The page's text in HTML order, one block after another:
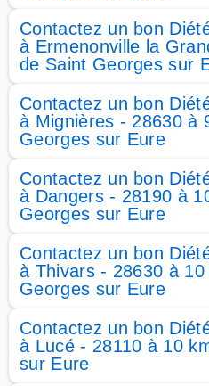
Contactez un bon
à Ermenonville la
de Saint Georges sur
Contactez un bon
à Mignières - 28630 à
Georges sur Eure
Contactez un bon
à Dangers - 28190 à
Georges sur Eure
Contactez un bon
à Thivars - 28630 à
Georges sur Eure
Contactez un bon
à Lucé - 28110 à 10
sur Eure